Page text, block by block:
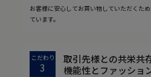
お客様に安心してお買い物していただくた
ています。
こだわり
3
取引先様との共栄共
機能性とファッショ